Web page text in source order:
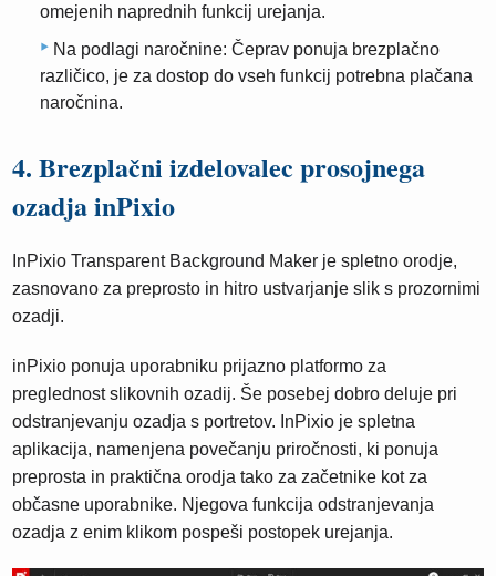
omejenih naprednih funkcij urejanja.
Na podlagi naročnine: Čeprav ponuja brezplačno
različico, je za dostop do vseh funkcij potrebna plačana
naročnina.
4. Brezplačni izdelovalec prosojnega
ozadja inPixio
InPixio Transparent Background Maker je spletno orodje,
zasnovano za preprosto in hitro ustvarjanje slik s prozornimi
ozadji.
inPixio ponuja uporabniku prijazno platformo za
preglednost slikovnih ozadij. Še posebej dobro deluje pri
odstranjevanju ozadja s portretov. InPixio je spletna
aplikacija, namenjena povečanju priročnosti, ki ponuja
preprosta in praktična orodja tako za začetnike kot za
občasne uporabnike. Njegova funkcija odstranjevanja
ozadja z enim klikom pospeši postopek urejanja.